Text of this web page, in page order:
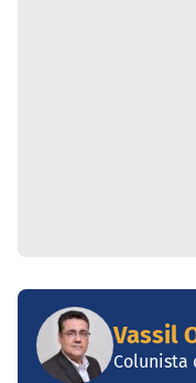
Vassil
Colunista